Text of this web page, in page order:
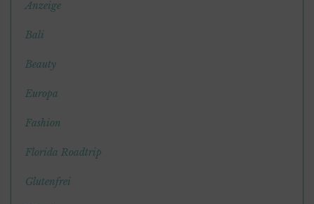
Anzeige
Bali
Beauty
Europa
Fashion
Florida Roadtrip
Glutenfrei